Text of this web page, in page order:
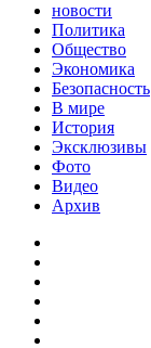
новости
Политика
Общество
Экономика
Безопасность
В мире
История
Эксклюзивы
Фото
Видео
Архив